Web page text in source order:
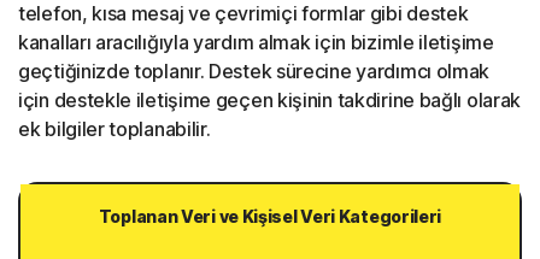
telefon, kısa mesaj ve çevrimiçi formlar gibi destek
kanalları aracılığıyla yardım almak için bizimle iletişime
geçtiğinizde toplanır. Destek sürecine yardımcı olmak
için destekle iletişime geçen kişinin takdirine bağlı olarak
ek bilgiler toplanabilir.
Toplanan Veri ve Kişisel Veri Kategorileri